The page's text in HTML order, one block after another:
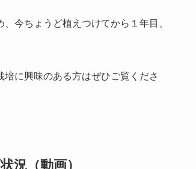
今ちょうど植えつけてから１年目、
に興味のある方はぜひご覧くださ
況（動画）